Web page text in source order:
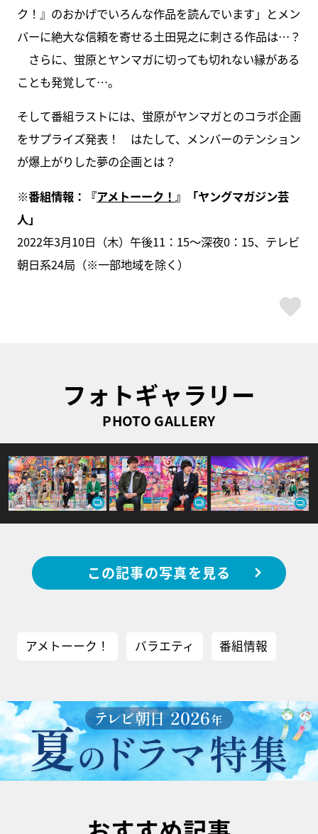
ク！』のおかげでいろんな作品を読んでいます」とメン
バーに絶大な信頼を寄せる土田晃之に刺さる作品は…？
さらに、蛍原とヤンマガに切っても切れない縁がある
ことも発覚して…。
そして番組ラストには、蛍原がヤンマガとのコラボ企画
をサプライズ発表！ はたして、メンバーのテンション
が爆上がりした夢の企画とは？
※番組情報：『アメトーーク！ 』「ヤングマガジン芸
人」
2022年3月10日（木）午後11：15～深夜0：15、テレビ
朝日系24局（※一部地域を除く）
フォトギャラリー
PHOTO GALLERY
この記事の写真を見る
アメトーーク！ バラエティ 番組情報